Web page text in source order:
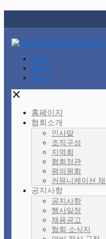
Item 1
Item 2
Item 3
✕
홈페이지
협회소개
인사말
조직구성
지역회
협회정관
평의원회
커뮤니케이션
공지사항
공지사항
행사일정
채용공고
협회 소식지